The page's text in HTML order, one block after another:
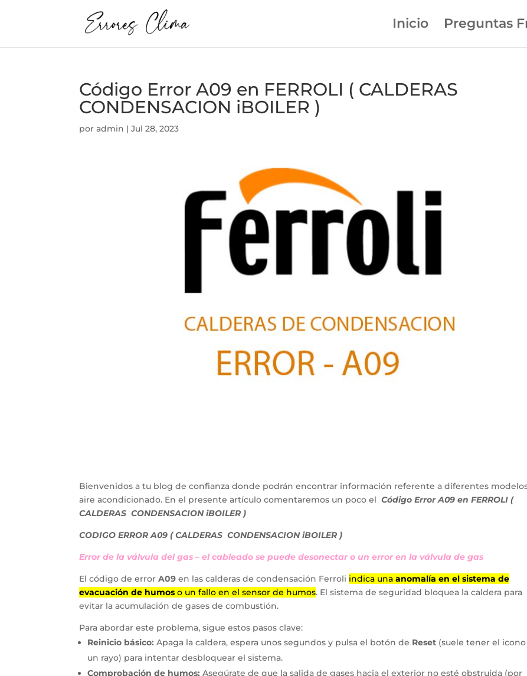
Inicio Preguntas
Código Error A09 en FERROLI ( CALDERAS
CONDENSACION iBOILER )
poradmin |Jul 28, 2023
Bienvenidos a tu blog de confianza donde podrán encontrar información referente a diferentes
aire acondicionado. En el presente artículo comentaremos un poco elCódigo Error A09 en FERROLI (
CALDERAS CONDENSACION iBOILER )
CODIGO ERROR A09 ( CALDERAS CONDENSACION iBOILER )
Error de la válvula del gas – el cableado se puede desonectar o un error en la válvula de gas
El código de errorA09 en las calderas de condensación Ferroli indica unaanomalía en el sistema de
evacuación de humos o un fallo en el sensor de humos. El sistema de seguridad bloquea la caldera para
evitar la acumulación de gases de combustión.
Para abordar este problema, sigue estos pasos clave:
Reinicio básico: Apaga la caldera, espera unos segundos y pulsa el botón de Reset (suele tener el
un rayo) para intentar desbloquear el sistema.
Comprobación de humos: Asegúrate de que la salida de gases hacia el exterior no esté obstruida (por